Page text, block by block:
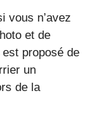
vous n’avez
et de
proposé de
un
de la